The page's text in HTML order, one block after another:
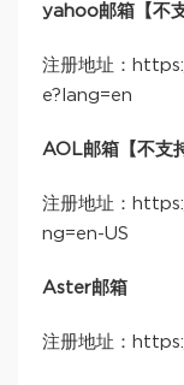
yahoo邮箱【不
注册地址：
e?lang=en
AOL邮箱【不支
注册地址：
ng=en-US
Aster邮箱
注册地址：